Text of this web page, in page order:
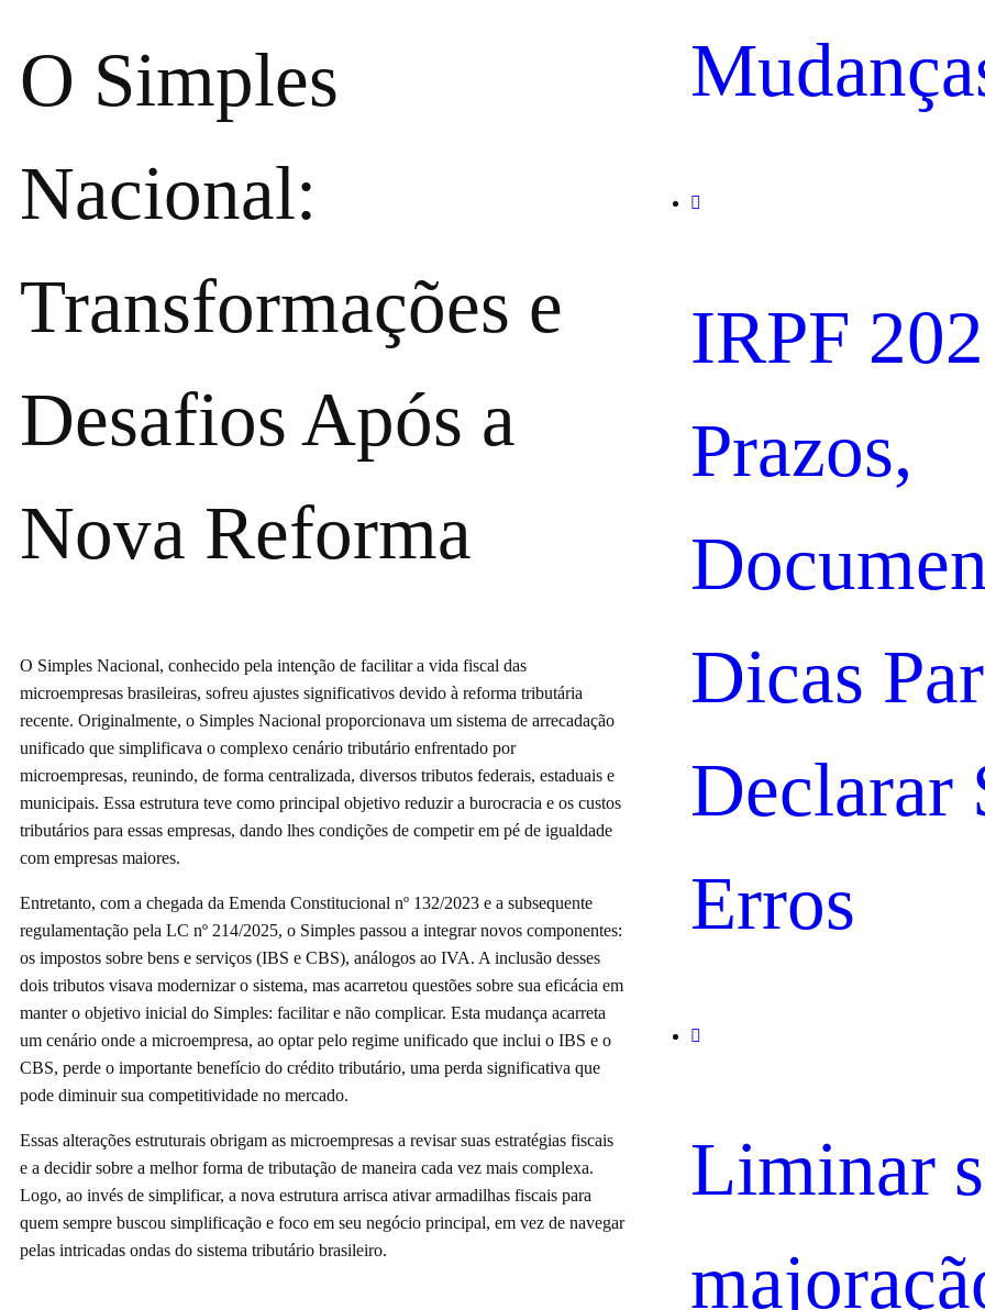
O Simples
Nacional:
Transformações e
Desafios Após a
Nova Reforma
O Simples Nacional, conhecido pela intenção de facilitar a vida fiscal das
microempresas brasileiras, sofreu ajustes significativos devido à reforma tributária
recente. Originalmente, o Simples Nacional proporcionava um sistema de arrecadação
unificado que simplificava o complexo cenário tributário enfrentado por
microempresas, reunindo, de forma centralizada, diversos tributos federais, estaduais e
municipais. Essa estrutura teve como principal objetivo reduzir a burocracia e os custos
tributários para essas empresas, dando lhes condições de competir em pé de igualdade
com empresas maiores.
Entretanto, com a chegada da Emenda Constitucional nº 132/2023 e a subsequente
regulamentação pela LC nº 214/2025, o Simples passou a integrar novos componentes:
os impostos sobre bens e serviços (IBS e CBS), análogos ao IVA. A inclusão desses
dois tributos visava modernizar o sistema, mas acarretou questões sobre sua eficácia em
manter o objetivo inicial do Simples: facilitar e não complicar. Esta mudança acarreta
um cenário onde a microempresa, ao optar pelo regime unificado que inclui o IBS e o
CBS, perde o importante benefício do crédito tributário, uma perda significativa que
pode diminuir sua competitividade no mercado.
Essas alterações estruturais obrigam as microempresas a revisar suas estratégias fiscais
e a decidir sobre a melhor forma de tributação de maneira cada vez mais complexa.
Logo, ao invés de simplificar, a nova estrutura arrisca ativar armadilhas fiscais para
quem sempre buscou simplificação e foco em seu negócio principal, em vez de navegar
pelas intricadas ondas do sistema tributário brasileiro.
IRPF
Prazos,
Dicas
Declarar
Erros
Liminar